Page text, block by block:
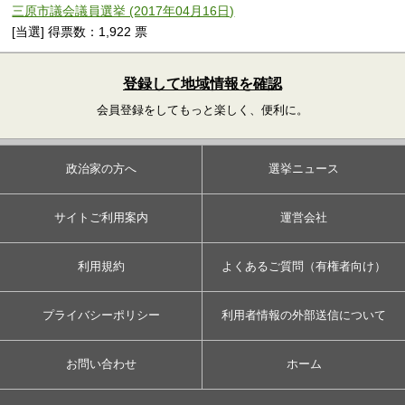
三原市議会議員選挙 (2017年04月16日)
[当選] 得票数：1,922 票
登録して地域情報を確認
会員登録をしてもっと楽しく、便利に。
政治家の方へ 選挙ニュース
サイトご利用案内 運営会社
利用規約 よくあるご質問（有権者向け）
プライバシーポリシー 利用者情報の外部送信について
お問い合わせ ホーム